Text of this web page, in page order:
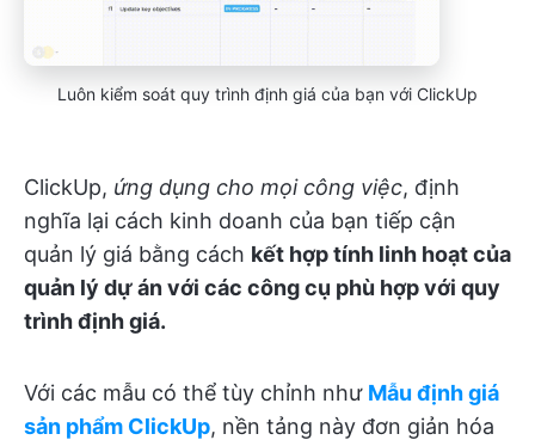
Luôn kiểm soát quy trình định giá của bạn với ClickUp
ClickUp, ứng dụng cho mọi công việc, định
nghĩa lại cách kinh doanh của bạn tiếp cận
quản lý giá bằng cách kết hợp tính linh hoạt của
quản lý dự án với các công cụ phù hợp với quy
trình định giá.
Với các mẫu có thể tùy chỉnh như Mẫu định giá
sản phẩm ClickUp, nền tảng này đơn giản hóa